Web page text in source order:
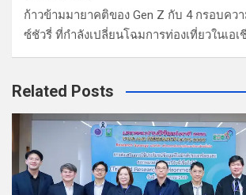
ก้าวข้ามมายาคติของ Gen Z กับ 4 กรอบคว
ซ์ชัวรี่ ที่กำลังเปลี่ยนโฉมการท่องเที่ยวในเอ
Related Posts